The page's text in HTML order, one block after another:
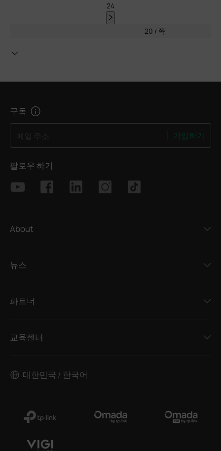
24
20 / 쪽
구독
가입하기
팔로우 하기
About
뉴스
파트너
교육센터
대한민국 / 한국어